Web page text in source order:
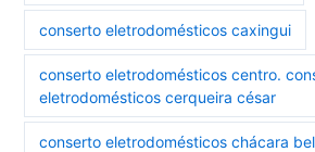
conserto eletrodomésticos caxingui
conserto eletrodomésticos centro.
eletrodomésticos cerqueira césar
conserto eletrodomésticos chácara